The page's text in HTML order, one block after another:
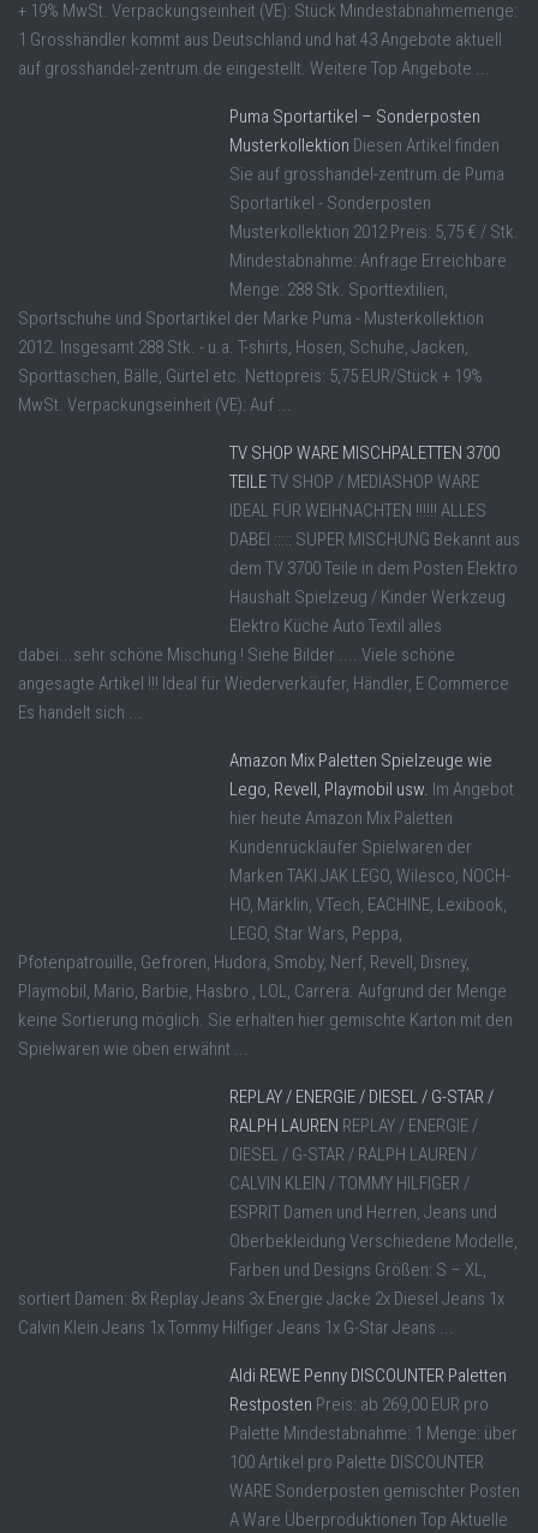
+ 19% MwSt. Verpackungseinheit (VE): Stück Mindestabnahmemenge:
1 Grosshändler kommt aus Deutschland und hat 43 Angebote aktuell
auf grosshandel-zentrum.de eingestellt. Weitere Top Angebote ...
Puma Sportartikel – Sonderposten
Musterkollektion Diesen Artikel finden
Sie auf grosshandel-zentrum.de Puma
Sportartikel - Sonderposten
Musterkollektion 2012 Preis: 5,75 € / Stk.
Mindestabnahme: Anfrage Erreichbare
Menge: 288 Stk. Sporttextilien,
Sportschuhe und Sportartikel der Marke Puma - Musterkollektion
2012. Insgesamt 288 Stk. - u.a. T-shirts, Hosen, Schuhe, Jacken,
Sporttaschen, Bälle, Gürtel etc. Nettopreis: 5,75 EUR/Stück + 19%
MwSt. Verpackungseinheit (VE): Auf ...
TV SHOP WARE MISCHPALETTEN 3700
TEILETV SHOP / MEDIASHOP WARE
IDEAL FÜR WEIHNACHTEN !!!!!! ALLES
DABEI ::::: SUPER MISCHUNG Bekannt aus
dem TV 3700 Teile in dem Posten Elektro
Haushalt Spielzeug / Kinder Werkzeug
Elektro Küche Auto Textil alles
dabei...sehr schöne Mischung ! Siehe Bilder .... Viele schöne
angesagte Artikel !!! Ideal für Wiederverkäufer, Händler, E Commerce
Es handelt sich ...
Amazon Mix Paletten Spielzeuge wie
Lego, Revell, Playmobil usw. Im Angebot
hier heute Amazon Mix Paletten
Kundenrückläufer Spielwaren der
Marken TAKI JAK LEGO, Wilesco, NOCH-
HO, Märklin, VTech, EACHINE, Lexibook,
LEGO, Star Wars, Peppa,
Pfotenpatrouille, Gefroren, Hudora, Smoby, Nerf, Revell, Disney,
Playmobil, Mario, Barbie, Hasbro , LOL, Carrera. Aufgrund der Menge
keine Sortierung möglich. Sie erhalten hier gemischte Karton mit den
Spielwaren wie oben erwähnt ...
REPLAY / ENERGIE / DIESEL / G-STAR /
RALPH LAUREN REPLAY / ENERGIE /
DIESEL / G-STAR / RALPH LAUREN /
CALVIN KLEIN / TOMMY HILFIGER /
ESPRIT Damen und Herren, Jeans und
Oberbekleidung Verschiedene Modelle,
Farben und Designs Größen: S – XL,
sortiert Damen: 8x Replay Jeans 3x Energie Jacke 2x Diesel Jeans 1x
Calvin Klein Jeans 1x Tommy Hilfiger Jeans 1x G-Star Jeans ...
Aldi REWE Penny DISCOUNTER Paletten
Restposten Preis: ab 269,00 EUR pro
Palette Mindestabnahme: 1 Menge: über
100 Artikel pro Palette DISCOUNTER
WARE Sonderposten gemischter Posten
A Ware Überproduktionen Top Aktuelle